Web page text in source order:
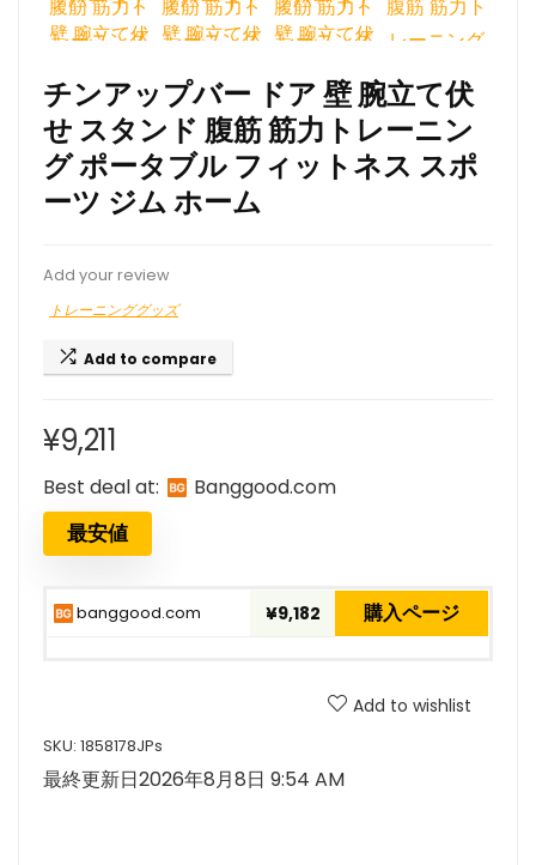
チンアップバー ドア 壁 腕立て伏
せ スタンド 腹筋 筋力トレーニン
グ ポータブル フィットネス スポ
ーツ ジム ホーム
Add your review
トレーニンググッズ
Add to compare
¥9,211
Best deal at: banggood.com
最安値
banggood.com ¥9,182 購入ページ
Add to wishlist
SKU: 1858178JPs
最終更新日2026年8月8日 9:54 AM